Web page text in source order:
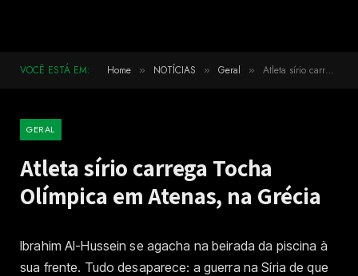
VOCÊ ESTÁ EM: Home » NOTÍCIAS » Geral » Atleta sírio carrega Tocha Olímpica em Atenas, na Grécia
GERAL
Atleta sírio carrega Tocha
Olímpica em Atenas, na Grécia
Ibrahim Al-Hussein se agacha na beirada da piscina à
sua frente. Tudo desaparece: a guerra na Síria de que